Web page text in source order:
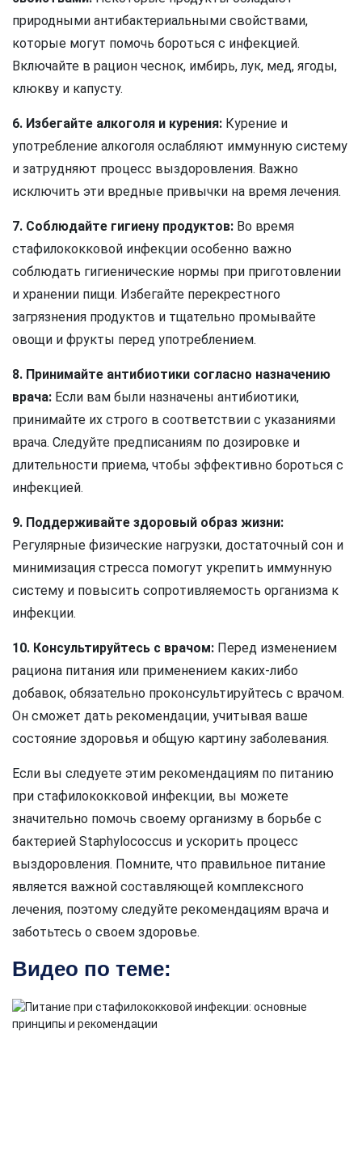
природными антибактериальными свойствами,
которые могут помочь бороться с инфекцией.
Включайте в рацион чеснок, имбирь, лук, мед, ягоды,
клюкву и капусту.
6. Избегайте алкоголя и курения: Курение и
употребление алкоголя ослабляют иммунную систему
и затрудняют процесс выздоровления. Важно
исключить эти вредные привычки на время лечения.
7. Соблюдайте гигиену продуктов: Во время
стафилококковой инфекции особенно важно
соблюдать гигиенические нормы при приготовлении
и хранении пищи. Избегайте перекрестного
загрязнения продуктов и тщательно промывайте
овощи и фрукты перед употреблением.
8. Принимайте антибиотики согласно назначению
врача: Если вам были назначены антибиотики,
принимайте их строго в соответствии с указаниями
врача. Следуйте предписаниям по дозировке и
длительности приема, чтобы эффективно бороться с
инфекцией.
9. Поддерживайте здоровый образ жизни:
Регулярные физические нагрузки, достаточный сон и
минимизация стресса помогут укрепить иммунную
систему и повысить сопротивляемость организма к
инфекции.
10. Консультируйтесь с врачом: Перед изменением
рациона питания или применением каких-либо
добавок, обязательно проконсультируйтесь с врачом.
Он сможет дать рекомендации, учитывая ваше
состояние здоровья и общую картину заболевания.
Если вы следуете этим рекомендациям по питанию
при стафилококковой инфекции, вы можете
значительно помочь своему организму в борьбе с
бактерией Staphylococcus и ускорить процесс
выздоровления. Помните, что правильное питание
является важной составляющей комплексного
лечения, поэтому следуйте рекомендациям врача и
заботьтесь о своем здоровье.
Видео по теме: